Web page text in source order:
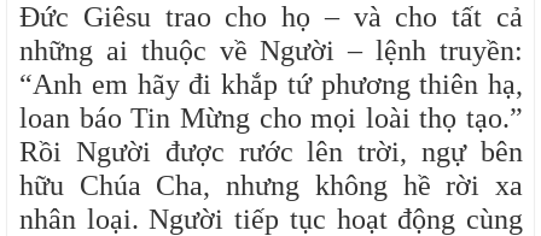
Đức Giêsu trao cho họ – và cho tất cả
những ai thuộc về Người – lệnh truyền:
“Anh em hãy đi khắp tứ phương thiên hạ,
loan báo Tin Mừng cho mọi loài thọ tạo.”
Rồi Người được rước lên trời, ngự bên
hữu Chúa Cha, nhưng không hề rời xa
nhân loại. Người tiếp tục hoạt động cùng